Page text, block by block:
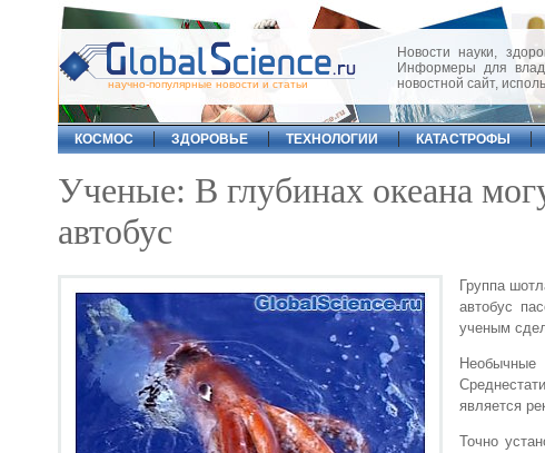
научно-популярные новости и статьи
Новости науки,
Информеры для
новостной сайт,
КОСМОС
ЗДОРОВЬЕ ТЕХНОЛОГИИ КАТАСТРОФЫ
Ученые: В глубинах океана
автобус
Группа
автобус
ученым
является
Точно